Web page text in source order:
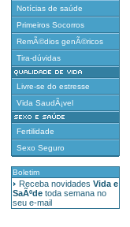
Notícias de saúde
Primeiros Socorros
RemÃ©dios genÃ©ricos
Tira-dúvidas
Livre-se do estresse
Vida SaudÃ¡vel
Fertilidade
Sexo Seguro
Boletim
Receba novidades Vida e
SaÃºde toda semana no
seu e-mail